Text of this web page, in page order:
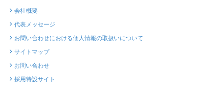
会社概要
代表メッセージ
お問い合わせにおける個人情報の取扱いについて
サイトマップ
お問い合わせ
採用特設サイト